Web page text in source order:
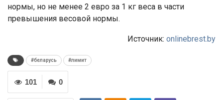
нормы, но не менее 2 евро за 1 кг веса в части
превышения весовой нормы.
Источник: onlinebrest.by
#беларусь #лимит
0
101